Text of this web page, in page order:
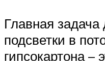
Главная задача
подсветки в
гипсокартона –